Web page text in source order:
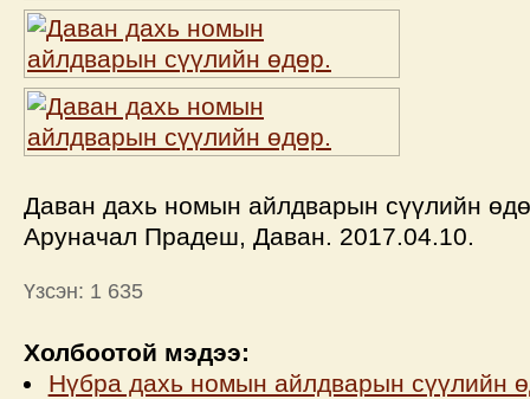
Даван дахь номын айлдварын сүүлийн
Аруначал Прадеш, Даван. 2017.04.10.
Үзсэн: 1 635
Холбоотой мэдээ:
Нүбра дахь номын айлдварын сүүлийн